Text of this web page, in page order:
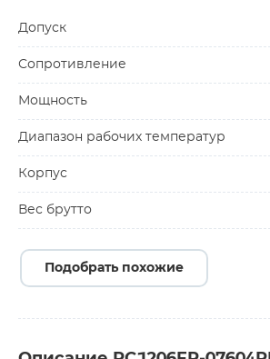
Допуск
Сопротивление
Мощность
Диапазон рабочих температур
Корпус
Вес брутто
Подобрать похожие